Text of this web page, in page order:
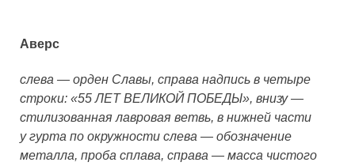
Аверс
слева — орден Славы, справа надпись в четыре
строки: «55 ЛЕТ ВЕЛИКОЙ ПОБЕДЫ», внизу —
стилизованная лавровая ветвь, в нижней части
у гурта по окружности слева — обозначение
металла, проба сплава, справа — масса чистого